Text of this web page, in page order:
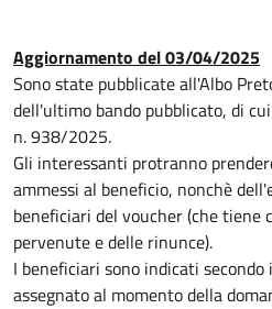
Aggiornamento del 03/04/2025
Sono state pubblicate all'Albo
dell'ultimo bando pubblicato, di
n. 938/2025.
Gli interessanti protranno
ammessi al beneficio, nonchè
beneficiari del voucher(che tiene
pervenute e delle rinunce).
I beneficiari sono indicati
assegnato al momento della